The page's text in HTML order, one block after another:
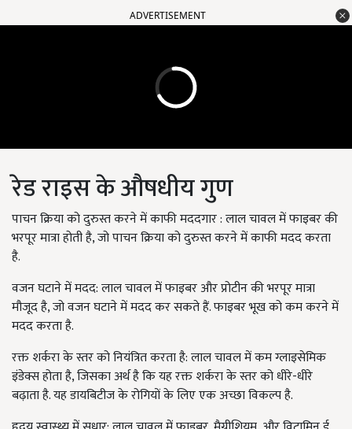
ADVERTISEMENT
रेड राइस के औषधीय गुण
पाचन क्रिया को दुरुस्त करने में काफी मददगार : लाल चावल में फाइबर की
भरपूर मात्रा होती है, जो पाचन क्रिया को दुरुस्त करने में काफी मदद करता
है.
वजन घटाने में मदद: लाल चावल में फाइबर और प्रोटीन की भरपूर मात्रा
मौजूद है, जो वजन घटाने में मदद कर सकते हैं. फाइबर भूख को कम करने में
मदद करता है.
रक्त शर्करा के स्तर को नियंत्रित करता है: लाल चावल में कम ग्लाइसेमिक
इंडेक्स होता है, जिसका अर्थ है कि यह रक्त शर्करा के स्तर को धीरे-धीरे
बढ़ाता है. यह डायबिटीज के रोगियों के लिए एक अच्छा विकल्प है.